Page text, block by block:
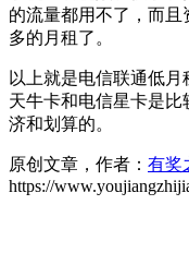
的流量都用不了，而
多的月租了。
以上就是电信联通低
天牛卡和电信星卡是
济和划算的。
原创文章，作者： 有奖
https://